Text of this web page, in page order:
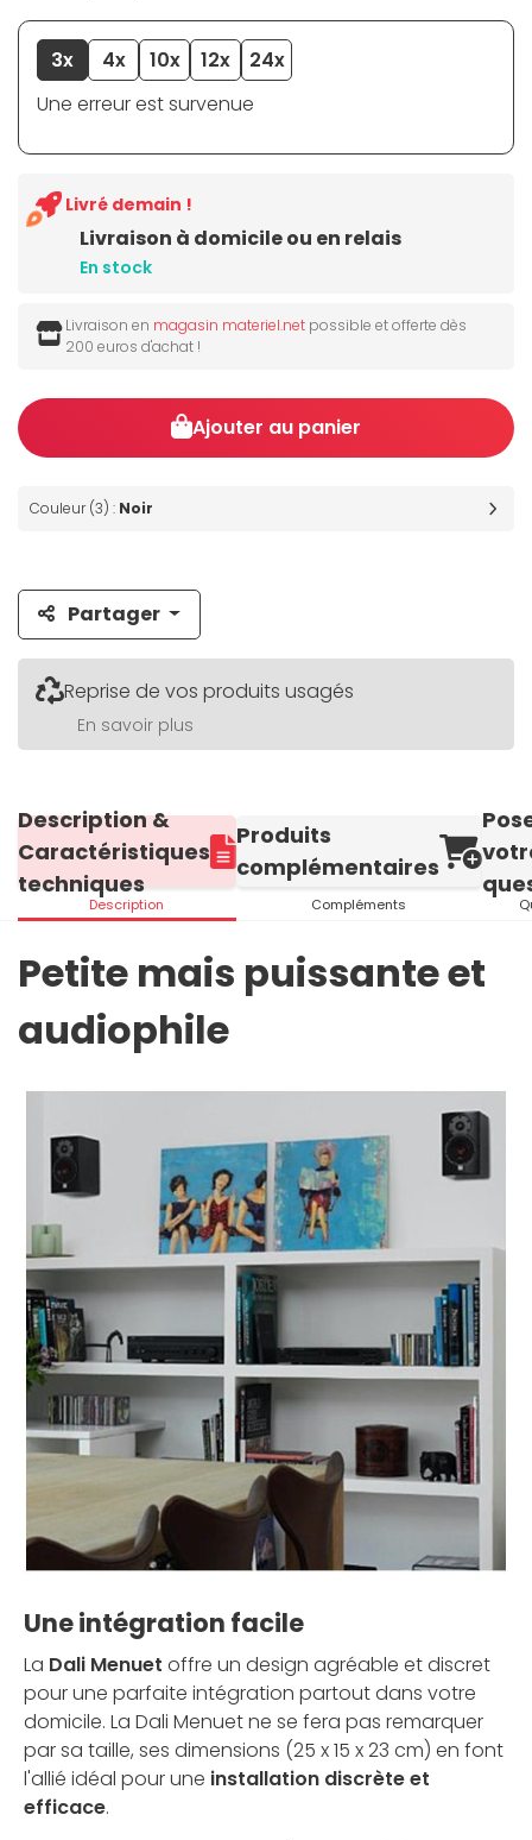
3x 4x 10x 12x
24x
Une erreur est survenue
Livraison à domicile ou en relais
En stock
Livré demain !
Livraison en magasin materiel.net possible et offerte dès
200 euros d'achat !
Ajouter au panier
Couleur (3) : Noir
Partager
Reprise de vos produits usagés
En savoir plus
Description &
Caractéristiques
techniques
Description
Produits
complémentaires
Compléments
Petite mais puissante et
audiophile
Une intégration facile
La Dali Menuet offre un design agréable et discret
pour une parfaite intégration partout dans votre
domicile. La Dali Menuet ne se fera pas remarquer
par sa taille, ses dimensions (25 x 15 x 23 cm) en font
l'allié idéal pour une installation discrète et
efficace.